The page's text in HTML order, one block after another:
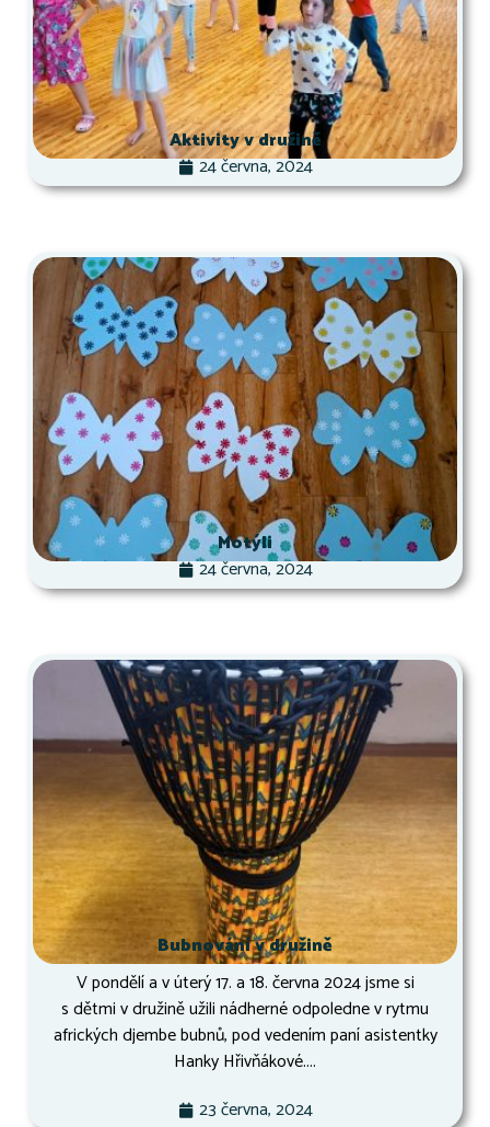
Aktivity v družině
24 června, 2024
Motýli
24 června, 2024
Bubnování v družině
V pondělí a v úterý 17. a 18. června 2024 jsme si
s dětmi v družině užili nádherné odpoledne v rytmu
afrických djembe bubnů, pod vedením paní asistentky
Hanky Hřivňákové....
23 června, 2024